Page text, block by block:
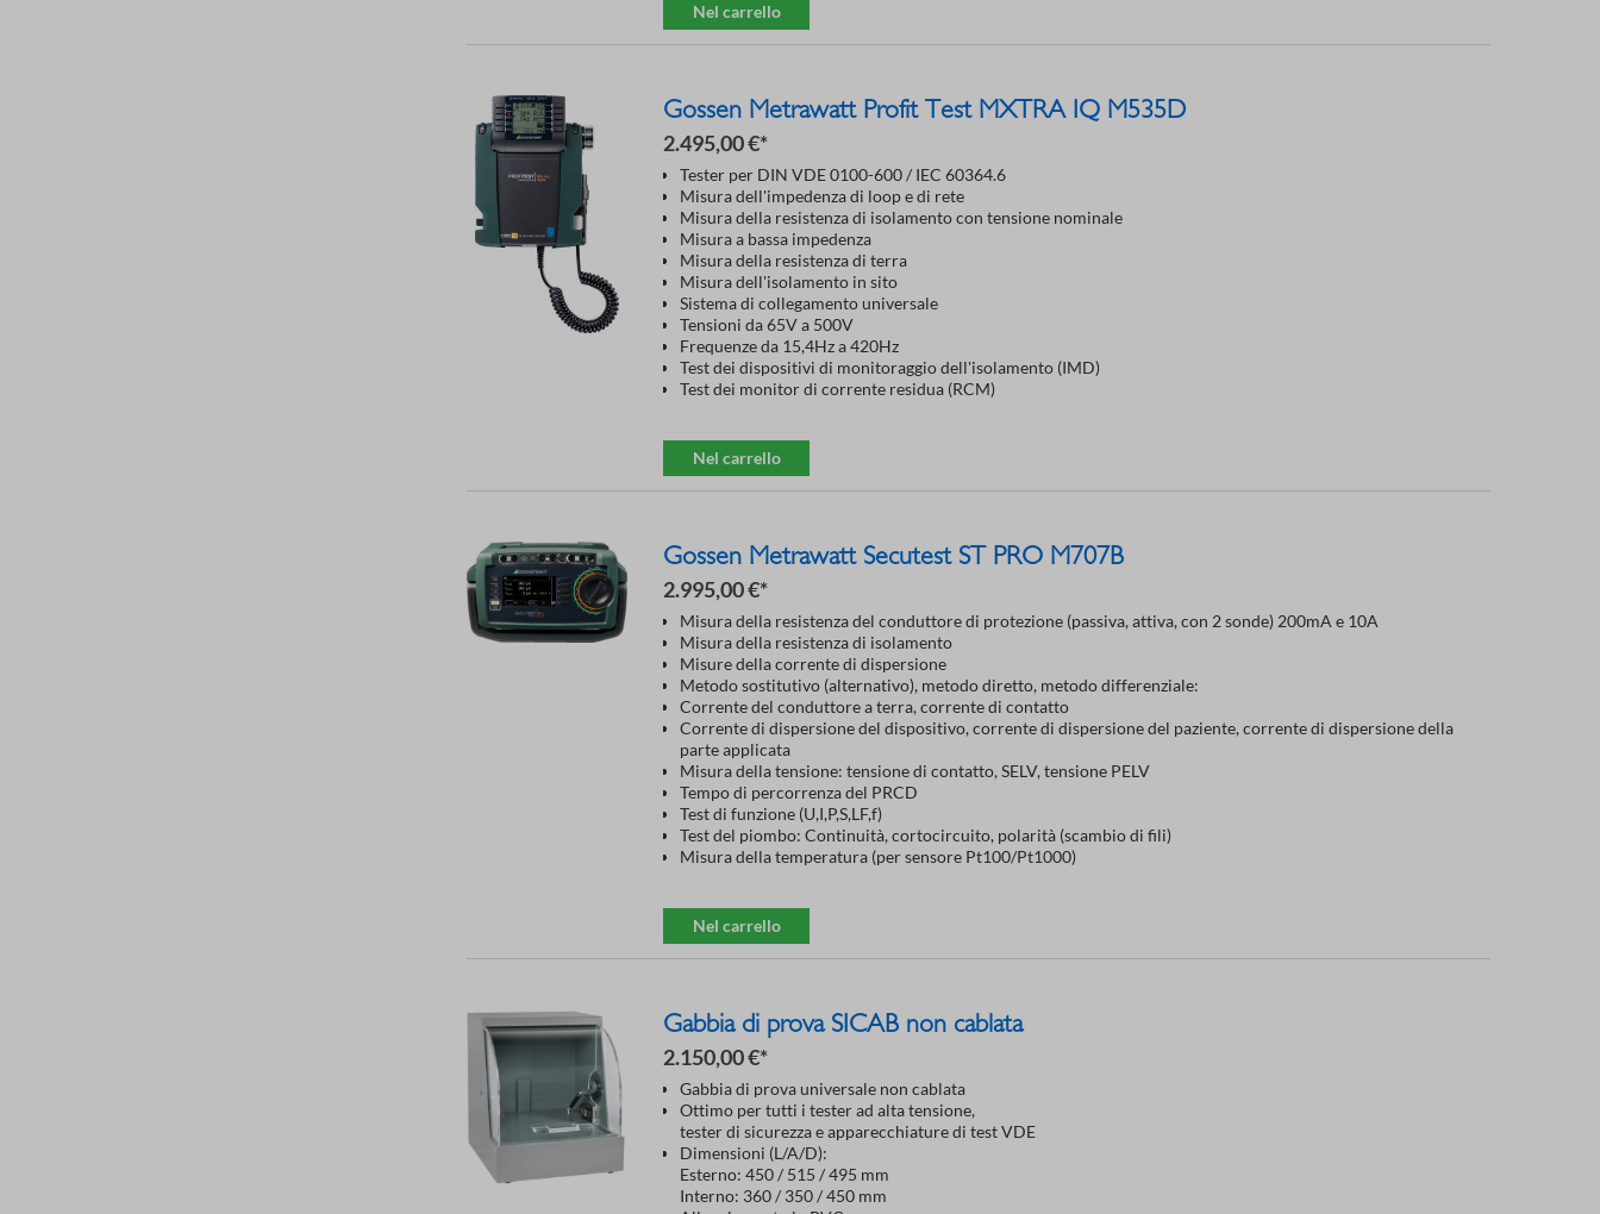
Nel carrello
Gossen Metrawatt Profit Test MXTRA IQ M535D
2.495,00 €*
Tester per DIN VDE 0100-600 / IEC 60364.6
Misura dell'impedenza di loop e di rete
Misura della resistenza di isolamento con tensione nominale
Misura a bassa impedenza
Misura della resistenza di terra
Misura dell'isolamento in sito
Sistema di collegamento universale
Tensioni da 65V a 500V
Frequenze da 15,4Hz a 420Hz
Test dei dispositivi di monitoraggio dell'isolamento (IMD)
Test dei monitor di corrente residua (RCM)
Nel carrello
Gossen Metrawatt Secutest ST PRO M707B
2.995,00 €*
Misura della resistenza del conduttore di protezione (passiva, attiva, con 2 sonde) 200mA e 10A
Misura della resistenza di isolamento
Misure della corrente di dispersione
Metodo sostitutivo (alternativo), metodo diretto, metodo differenziale:
Corrente del conduttore a terra, corrente di contatto
Corrente di dispersione del dispositivo, corrente di dispersione del paziente, corrente di dispersione della
parte applicata
Misura della tensione: tensione di contatto, SELV, tensione PELV
Tempo di percorrenza del PRCD
Test di funzione (U,I,P,S,LF,f)
Test del piombo: Continuità, cortocircuito, polarità (scambio di fili)
Misura della temperatura (per sensore Pt100/Pt1000)
Nel carrello
Gabbia di prova SICAB non cablata
2.150,00 €*
Gabbia di prova universale non cablata
Ottimo per tutti i tester ad alta tensione,
tester di sicurezza e apparecchiature di test VDE
Dimensioni (L/A/D):
Esterno: 450 / 515 / 495 mm
Interno: 360 / 350 / 450 mm